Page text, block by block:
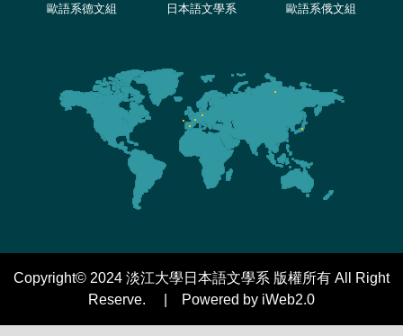
歐語系德文組 日本語文學系 歐語系俄文組
Copyright© 2024 淡江大學日本語文學系 版權所有 All Right
Reserve. | Powered by iWeb2.0